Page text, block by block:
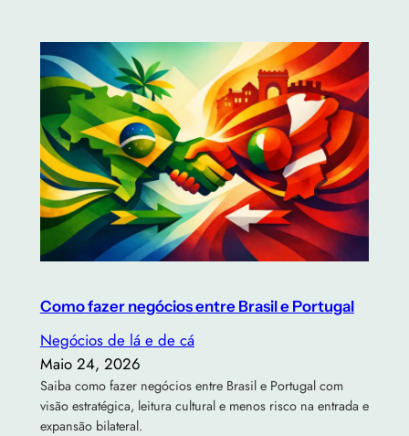
Como fazer negócios entre Brasil e Portugal
Negócios de lá e de cá
Maio 24, 2026
Saiba como fazer negócios entre Brasil e Portugal com
visão estratégica, leitura cultural e menos risco na entrada e
expansão bilateral.